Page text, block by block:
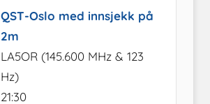
QST-Oslo med innsjekk på
2m
LA5OR (145.600 MHz & 123
Hz)
21:30